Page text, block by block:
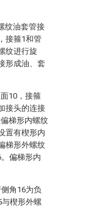
纹油套管接
接箍1和管
纹进行旋
形成油、套
10，接箍
接头的连接
梯形内螺纹
置有楔形内
梯形外螺纹
偏梯形内
角16为负
楔形外螺